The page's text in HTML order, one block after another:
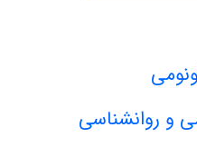
و روانشناسی